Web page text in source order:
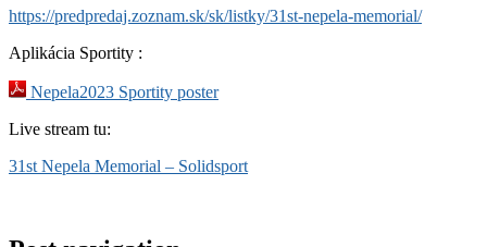
https://predpredaj.zoznam.sk/sk/listky/31st-nepela-memorial/
Aplikácia Sportity :
Nepela2023 Sportity poster
Live stream tu:
31st Nepela Memorial – Solidsport